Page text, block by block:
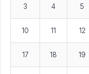
3 4 5
10 11 12
17 18 19